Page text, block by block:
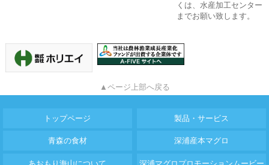
くは、水産加工センター
までお願い致します。
▲ページ上部へ戻る
トップページ 製品・サービス
青森の食材 深浦産本マグロ